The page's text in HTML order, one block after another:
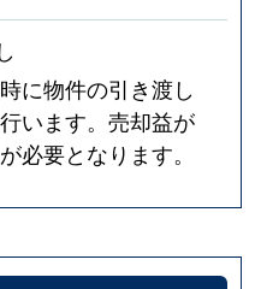
に物件の引き渡し
います。売却益が
必要となります。